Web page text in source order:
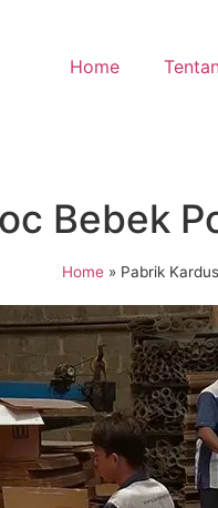
Home
Bebek
Home » Pabrik